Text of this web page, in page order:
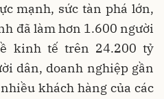
mạnh, sức tàn phá lớn,
đã làm hơn 1.600 người
kinh tế trên 24.200 tỷ
dân, doanh nghiệp gần
khách hàng của các